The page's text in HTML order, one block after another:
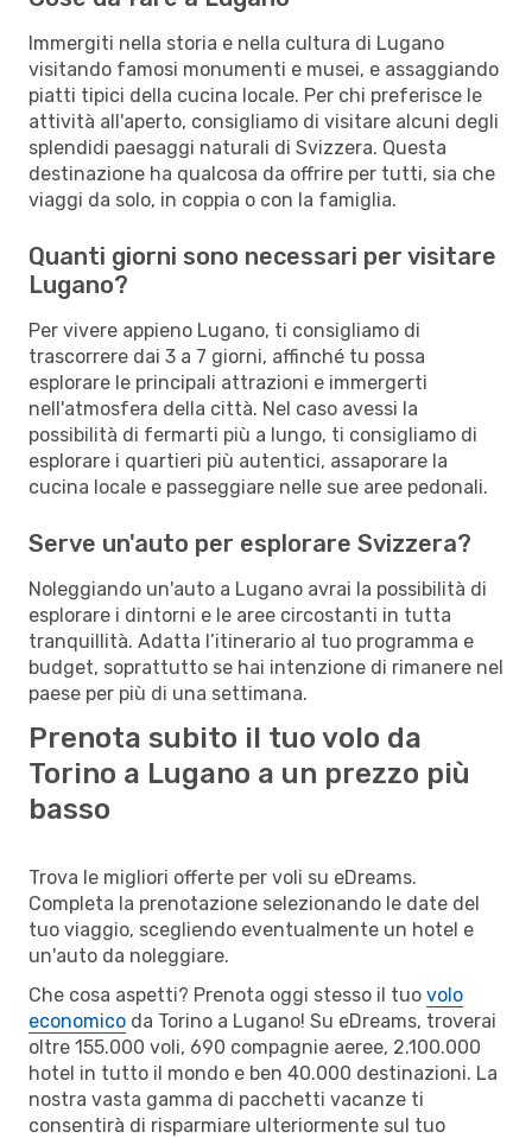
Immergiti nella storia e nella cultura di Lugano
visitando famosi monumenti e musei, e assaggiando
piatti tipici della cucina locale. Per chi preferisce le
attività all'aperto, consigliamo di visitare alcuni degli
splendidi paesaggi naturali di Svizzera. Questa
destinazione ha qualcosa da offrire per tutti, sia che
viaggi da solo, in coppia o con la famiglia.
Quanti giorni sono necessari per visitare
Lugano?
Per vivere appieno Lugano, ti consigliamo di
trascorrere dai 3 a 7 giorni, affinché tu possa
esplorare le principali attrazioni e immergerti
nell'atmosfera della città. Nel caso avessi la
possibilità di fermarti più a lungo, ti consigliamo di
esplorare i quartieri più autentici, assaporare la
cucina locale e passeggiare nelle sue aree pedonali.
Serve un'auto per esplorare Svizzera?
Noleggiando un'auto a Lugano avrai la possibilità di
esplorare i dintorni e le aree circostanti in tutta
tranquillità. Adatta l’itinerario al tuo programma e
budget, soprattutto se hai intenzione di rimanere nel
paese per più di una settimana.
Prenota subito il tuo volo da
Torino a Lugano a un prezzo più
basso
Trova le migliori offerte per voli su eDreams.
Completa la prenotazione selezionando le date del
tuo viaggio, scegliendo eventualmente un hotel e
un'auto da noleggiare.
Che cosa aspetti? Prenota oggi stesso il tuo volo
economico da Torino a Lugano! Su eDreams, troverai
oltre 155.000 voli, 690 compagnie aeree, 2.100.000
hotel in tutto il mondo e ben 40.000 destinazioni. La
nostra vasta gamma di pacchetti vacanze ti
consentirà di risparmiare ulteriormente sul tuo